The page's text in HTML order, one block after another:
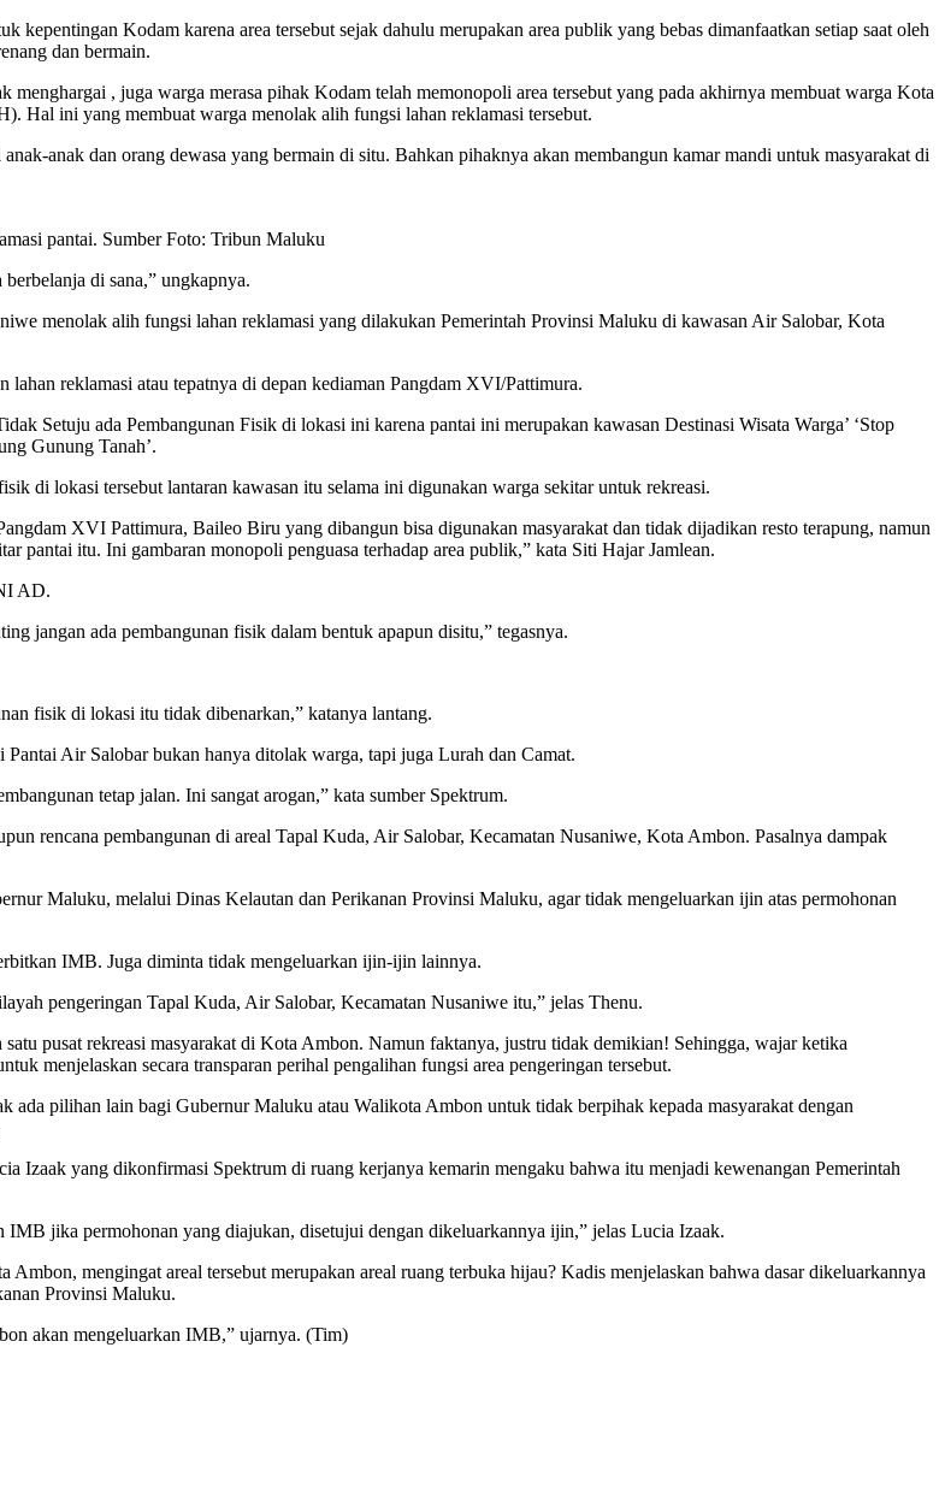
kepentingan Kodam karena area tersebut sejak dahulu merupakan area publik yang bebas dimanfaatkan setiap saat oleh
dan bermain.
, juga warga merasa pihak Kodam telah memonopoli area tersebut yang pada akhirnya membuat warga Kota
Hal ini yang membuat warga menolak alih fungsi lahan reklamasi tersebut.
anak dan orang dewasa yang bermain di situ. Bahkan pihaknya akan membangun kamar mandi untuk masyarakat di
pantai. Sumber Foto: Tribun Maluku
di sana,” ungkapnya.
menolak alih fungsi lahan reklamasi yang dilakukan Pemerintah Provinsi Maluku di kawasan Air Salobar, Kota
reklamasi atau tepatnya di depan kediaman Pangdam XVI/Pattimura.
Setuju ada Pembangunan Fisik di lokasi ini karena pantai ini merupakan kawasan Destinasi Wisata Warga’ ‘Stop
Gunung Tanah’.
di lokasi tersebut lantaran kawasan itu selama ini digunakan warga sekitar untuk rekreasi.
XVI Pattimura, Baileo Biru yang dibangun bisa digunakan masyarakat dan tidak dijadikan resto terapung, namun
pantai itu. Ini gambaran monopoli penguasa terhadap area publik,” kata Siti Hajar Jamlean.
AD.
jangan ada pembangunan fisik dalam bentuk apapun disitu,” tegasnya.
fisik di lokasi itu tidak dibenarkan,” katanya lantang.
Air Salobar bukan hanya ditolak warga, tapi juga Lurah dan Camat.
tetap jalan. Ini sangat arogan,” kata sumber Spektrum.
rencana pembangunan di areal Tapal Kuda, Air Salobar, Kecamatan Nusaniwe, Kota Ambon. Pasalnya dampak
Maluku, melalui Dinas Kelautan dan Perikanan Provinsi Maluku, agar tidak mengeluarkan ijin atas permohonan
IMB. Juga diminta tidak mengeluarkan ijin-ijin lainnya.
pengeringan Tapal Kuda, Air Salobar, Kecamatan Nusaniwe itu,” jelas Thenu.
pusat rekreasi masyarakat di Kota Ambon. Namun faktanya, justru tidak demikian! Sehingga, wajar ketika
menjelaskan secara transparan perihal pengalihan fungsi area pengeringan tersebut.
pilihan lain bagi Gubernur Maluku atau Walikota Ambon untuk tidak berpihak kepada masyarakat dengan
yang dikonfirmasi Spektrum di ruang kerjanya kemarin mengaku bahwa itu menjadi kewenangan Pemerintah
jika permohonan yang diajukan, disetujui dengan dikeluarkannya ijin,” jelas Lucia Izaak.
mengingat areal tersebut merupakan areal ruang terbuka hijau? Kadis menjelaskan bahwa dasar dikeluarkannya
Provinsi Maluku.
akan mengeluarkan IMB,” ujarnya. (Tim)